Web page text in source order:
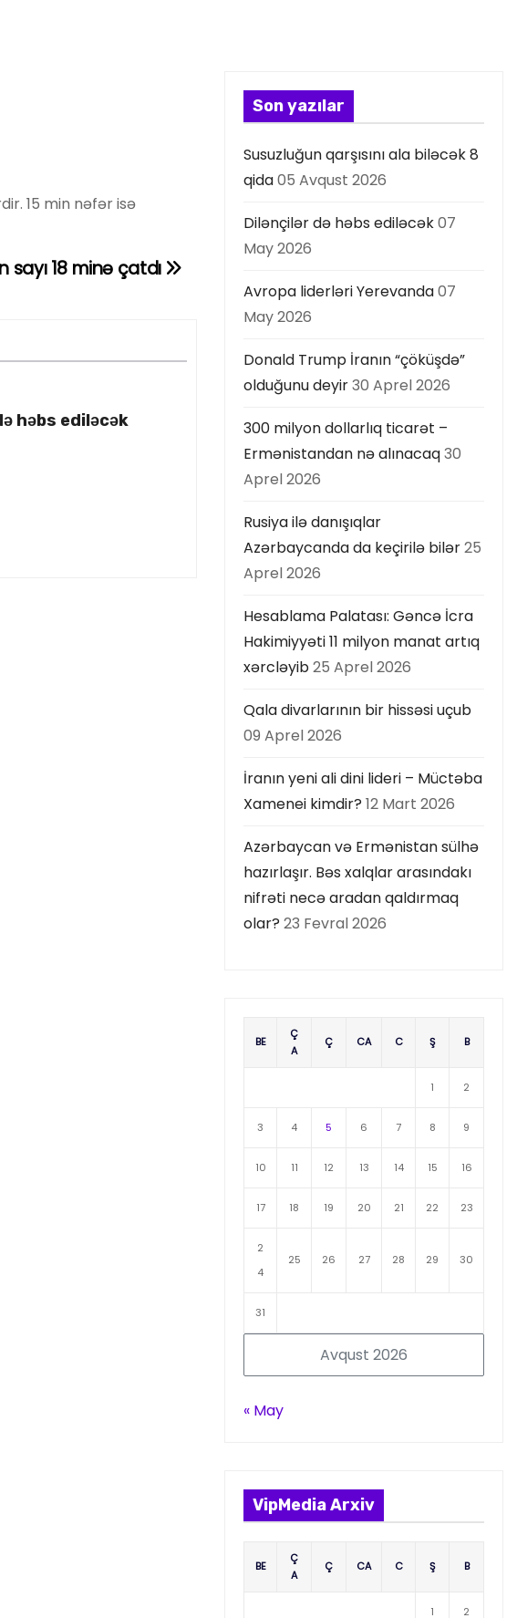
15 min nəfər isə
18 minə çatdı
həbs ediləcək
Son yazılar
Susuzluğun qarşısını ala biləcək 8
qida05 Avqust 2026
Dilənçilər də həbs ediləcək07
May 2026
Avropa liderləri Yerevanda07
May 2026
Donald Trump İranın “çöküşdə”
olduğunu deyir30 Aprel 2026
300 milyon dollarlıq ticarət –
Ermənistandan nə alınacaq30
Aprel 2026
Rusiya ilə danışıqlar
Azərbaycanda da keçirilə bilər25
Aprel 2026
Hesablama Palatası: Gəncə İcra
Hakimiyyəti 11 milyon manat artıq
xərcləyib25 Aprel 2026
Qala divarlarının bir hissəsi uçub
09 Aprel 2026
İranın yeni ali dini lideri – Müctəba
Xamenei kimdir? 12 Mart 2026
Azərbaycan və Ermənistan sülhə
hazırlaşır. Bəs xalqlar arasındakı
nifrəti necə aradan qaldırmaq
olar? 23 Fevral 2026
Avqust 2026
BE
Ç
A
Ç CA C Ş B
1 2
3 4 5 6 7 8 9
10 11 12 13 14 15 16
17 18 19 20 21 22 23
2
4
25 26 27 28 29 30
31
« May
VipMedia Arxiv
BE
Ç
A
Ç CA C Ş B
1 2